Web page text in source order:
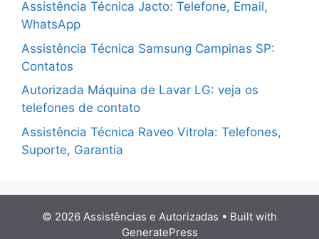
Assistência Técnica Jacto: Telefone, Email,
WhatsApp
Assistência Técnica Samsung Campinas SP:
Contatos
Autorizada Máquina de Lavar LG: veja os
telefones de contato
Assistência Técnica Raveo Vitrola: Telefones,
Suporte, Garantia
© 2026 Assistências e Autorizadas • Built with
GeneratePress